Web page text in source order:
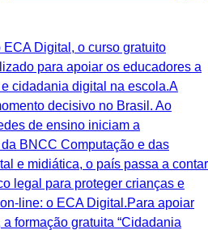
Digital, o curso gratuito
para apoiar os educadores a
cidadania digital na escola.A
decisivo no Brasil. Ao
de ensino iniciam a
BNCC Computação e das
e midiática, o país passa a contar
legal para proteger crianças e
line: o ECA Digital.Para apoiar
formação gratuita “Cidadania